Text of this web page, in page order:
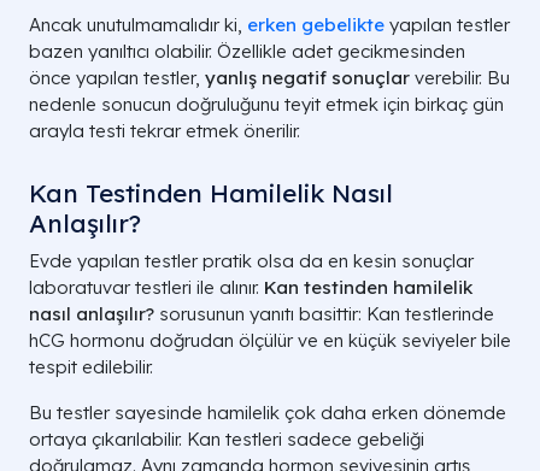
Ancak unutulmamalıdır ki, erken gebelikte yapılan testler
bazen yanıltıcı olabilir. Özellikle adet gecikmesinden
önce yapılan testler, yanlış negatif sonuçlar verebilir. Bu
nedenle sonucun doğruluğunu teyit etmek için birkaç gün
arayla testi tekrar etmek önerilir.
Kan Testinden Hamilelik Nasıl
Anlaşılır?
Evde yapılan testler pratik olsa da en kesin sonuçlar
laboratuvar testleri ile alınır. Kan testinden hamilelik
nasıl anlaşılır? sorusunun yanıtı basittir: Kan testlerinde
hCG hormonu doğrudan ölçülür ve en küçük seviyeler bile
tespit edilebilir.
Bu testler sayesinde hamilelik çok daha erken dönemde
ortaya çıkarılabilir. Kan testleri sadece gebeliği
doğrulamaz. Aynı zamanda hormon seviyesinin artış